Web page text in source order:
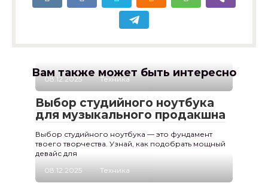
Вам также может быть интересно
08.12.2025 Техника
Выбор студийного ноутбука
для музыкального продакшна
Выбор студийного ноутбука — это фундамент
твоего творчества. Узнай, как подобрать мощный
девайс для
08.12.2025
Техника